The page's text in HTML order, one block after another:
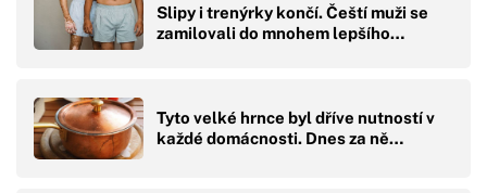
Slipy i trenýrky končí. Čeští muži se
zamilovali do mnohem lepšího…
Tyto velké hrnce byl dříve nutností v
každé domácnosti. Dnes za ně…